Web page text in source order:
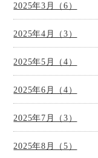
2025年3月（6）
2025年4月（3）
2025年5月（4）
2025年6月（4）
2025年7月（3）
2025年8月（5）